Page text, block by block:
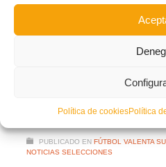
Política de cookiesPolítica
Compartir
PUBLICADO EN FÚTBOL VALENTA
NOTICIAS SELECCIONES